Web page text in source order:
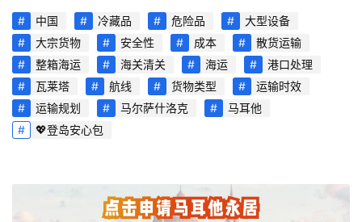
首
页
旅
游
攻
中国 冷藏品 危险品
大型设备
大宗货物
安全性 成本
散货运输
整箱海运
海关清关 海运
港口处理
瓦莱塔
航线 货物类型
运输时效
运输规划
马尔萨什洛克
马耳他
💖登岛安心包